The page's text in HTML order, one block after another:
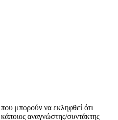
μπορούν να εκληφθεί ότι
αναγνώστης/συντάκτης